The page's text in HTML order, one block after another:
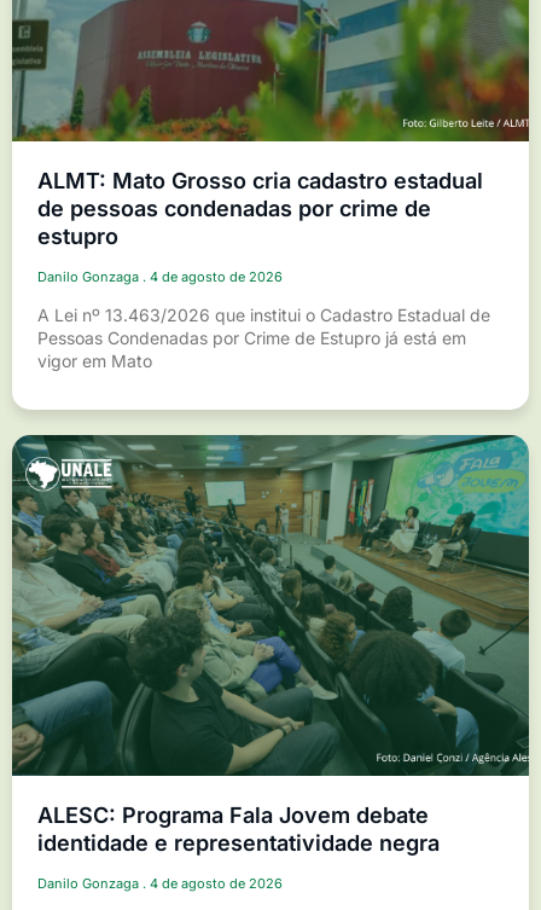
ALMT: Mato Grosso cria cadastro estadual
de pessoas condenadas por crime de
estupro
Danilo Gonzaga 4 de agosto de 2026
A Lei nº 13.463/2026 que institui o Cadastro Estadual de
Pessoas Condenadas por Crime de Estupro já está em
vigor em Mato
ALESC: Programa Fala Jovem debate
identidade e representatividade negra
Danilo Gonzaga 4 de agosto de 2026